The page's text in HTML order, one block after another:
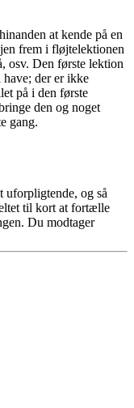
at kende på en
frem i fløjtelektionen
osv. Den første lektion
have; der er ikke
på i den første
den og noget
gang.
uforpligtende, og så
til kort at fortælle
Du modtager